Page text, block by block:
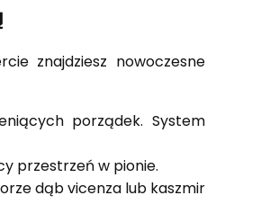
znajdziesz nowoczesne
porządek. System
przestrzeń w pionie.
dąb vicenza lub kaszmir